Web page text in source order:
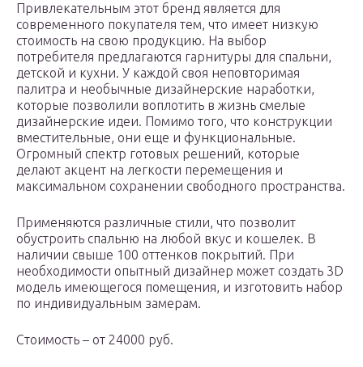
Привлекательным этот бренд является для
современного покупателя тем, что имеет низкую
стоимость на свою продукцию. На выбор
потребителя предлагаются гарнитуры для спальни,
детской и кухни. У каждой своя неповторимая
палитра и необычные дизайнерские наработки,
которые позволили воплотить в жизнь смелые
дизайнерские идеи. Помимо того, что конструкции
вместительные, они еще и функциональные.
Огромный спектр готовых решений, которые
делают акцент на легкости перемещения и
максимальном сохранении свободного пространства.
Применяются различные стили, что позволит
обустроить спальню на любой вкус и кошелек. В
наличии свыше 100 оттенков покрытий. При
необходимости опытный дизайнер может создать 3D
модель имеющегося помещения, и изготовить набор
по индивидуальным замерам.
Стоимость – от 24000 руб.